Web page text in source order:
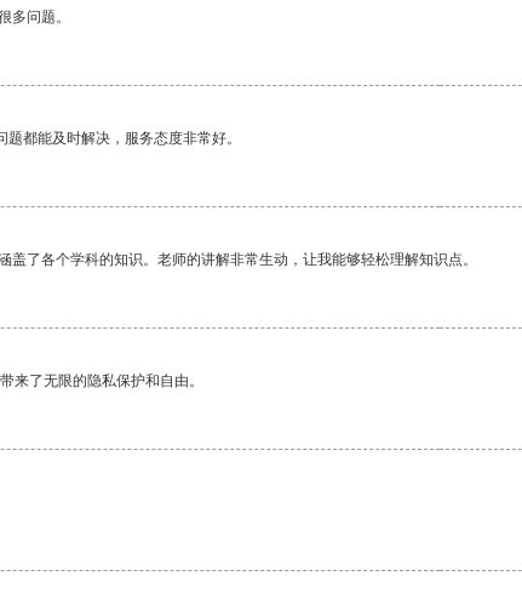
多问题。
都能及时解决，服务态度非常好。
盖了各个学科的知识。老师的讲解非常生动，让我能够轻松理解知识点。
来了无限的隐私保护和自由。